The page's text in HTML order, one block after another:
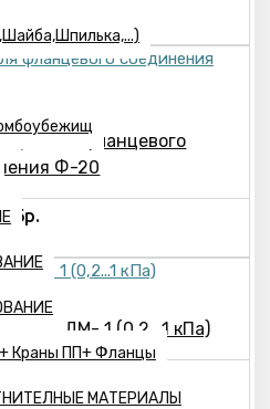
Краны ПП+ Фланцы
МАТЕРИАЛЫ
для фланцевого
Ф-20
16р.
ДРДМ- 1 (0,2...1 кПа)